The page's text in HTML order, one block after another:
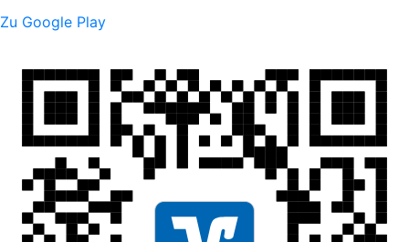
Zu Google Play